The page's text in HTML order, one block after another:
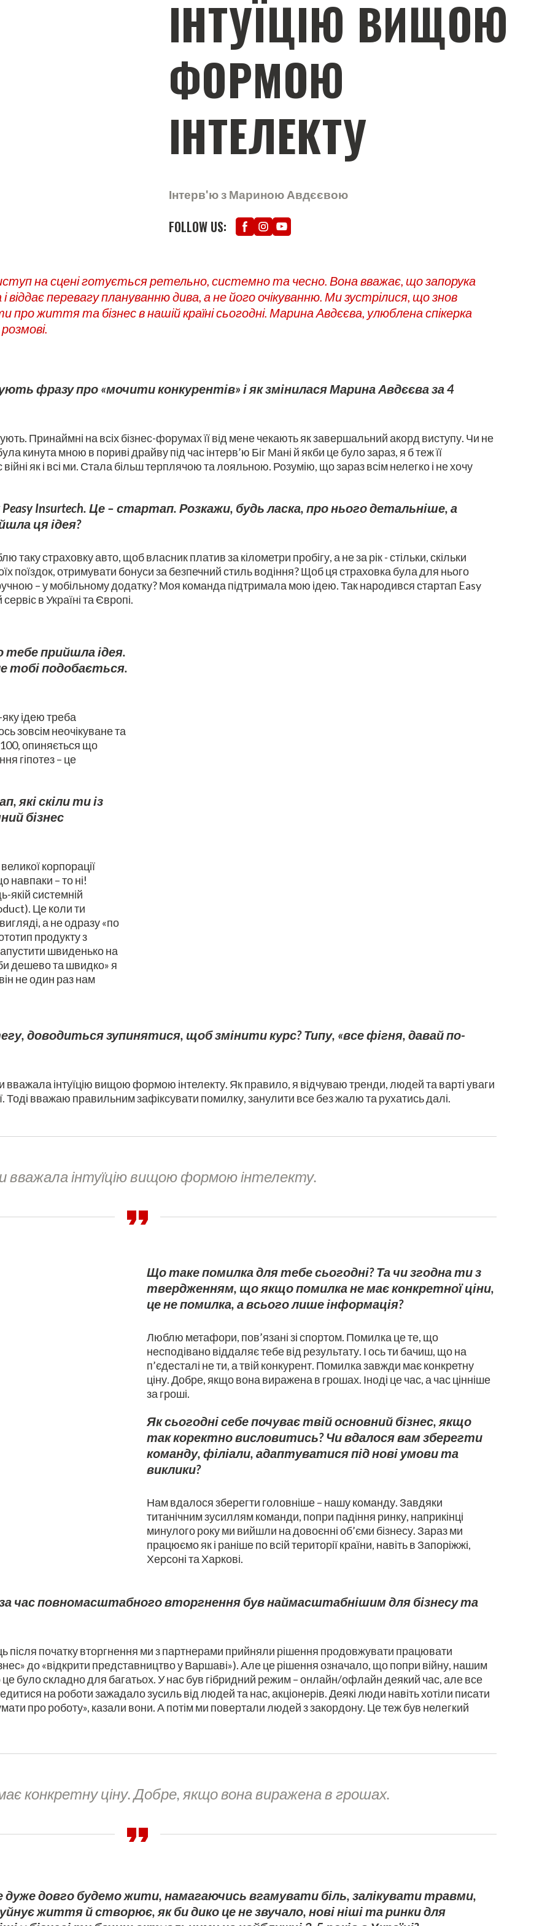
ІНТУЇЦІЮ ВИЩОЮ
ФОРМОЮ
ІНТЕЛЕКТУ
Інтерв'ю з Мариною Авдєєвою
FOLLOW US:
на сцені готується ретельно, системно та чесно. Вона вважає, що запорука
віддає перевагу плануванню дива, а не його очікуванню. Ми зустрілися, що знов
про життя та бізнес в нашій країні сьогодні. Марина Авдєєва, улюблена спікерка
фразу про «мочити конкурентів» і як змінилася Марина Авдєєва за 4
Принаймні на всіх бізнес-форумах її від мене чекають як завершальний акорд виступу. Чи не
кинута мною в пориві драйву під час інтерв’ю Біг Мані й якби це було зараз, я б теж її
як і всі ми. Стала більш терплячою та лояльною. Розумію, що зараз всім нелегко і не хочу
Insurtech. Це – стартап. Розкажи, будь ласка, про нього детальніше, а
ця ідея?
страховку авто, щоб власник платив за кілометри пробігу, а не за рік - стільки, скільки
поїздок, отримувати бонуси за безпечний стиль водіння? Щоб ця страховка була для нього
– у мобільному додатку? Моя команда підтримала мою ідею. Так народився стартап Easy
в Україні та Європі.
тебе прийшла ідея.
тобі подобається.
яку ідею треба
зовсім неочікуване та
опиняється що
гіпотез – це
які скіли ти із
бізнес
корпорації
навпаки – то ні!
якій системній
Це коли ти
а не одразу «по
продукту з
швиденько на
дешево та швидко» я
не один раз нам
доводиться зупинятися, щоб змінити курс? Типу, «все фігня, давай по-
вважала інтуїцію вищою формою інтелекту. Як правило, я відчуваю тренди, людей та варті уваги
Тоді вважаю правильним зафіксувати помилку, занулити все без жалю та рухатись далі.
вважала інтуїцію вищою формою інтелекту.
Що таке помилка для тебе сьогодні? Та чи згодна ти з
твердженням, що якщо помилка не має конкретної ціни,
це не помилка, а всього лише інформація?
Люблю метафори, пов’язані зі спортом. Помилка це те, що
несподівано віддаляє тебе від результату. І ось ти бачиш, що на
п’єдесталі не ти, а твій конкурент. Помилка завжди має конкретну
ціну. Добре, якщо вона виражена в грошах. Іноді це час, а час цінніше
за гроші.
Як сьогодні себе почуває твій основний бізнес, якщо
так коректно висловитись? Чи вдалося вам зберегти
команду, філіали, адаптуватися під нові умови та
виклики?
Нам вдалося зберегти головніше – нашу команду. Завдяки
титанічним зусиллям команди, попри падіння ринку, наприкінці
минулого року ми вийшли на довоєнні об’єми бізнесу. Зараз ми
працюємо як і раніше по всій території країни, навіть в Запоріжжі,
Херсоні та Харкові.
за час повномасштабного вторгнення був наймасштабнішим для бізнесу та
після початку вторгнення ми з партнерами прийняли рішення продовжувати працювати
до «відкрити представництво у Варшаві»). Але це рішення означало, що попри війну, нашим
було складно для багатьох. У нас був гібридний режим – онлайн/офлайн деякий час, але все
на роботи зажадало зусиль від людей та нас, акціонерів. Деякі люди навіть хотіли писати
про роботу», казали вони. А потім ми повертали людей з закордону. Це теж був нелегкий
конкретну ціну. Добре, якщо вона виражена в грошах.
дуже довго будемо жити, намагаючись вгамувати біль, залікувати травми,
життя й створює, як би дико це не звучало, нові ніші та ринки для